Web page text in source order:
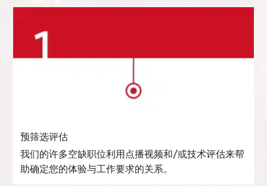
预筛选评估
我们的许多空缺职位利用点播视频和/或技术评估来帮
助确定您的体验与工作要求的关系。